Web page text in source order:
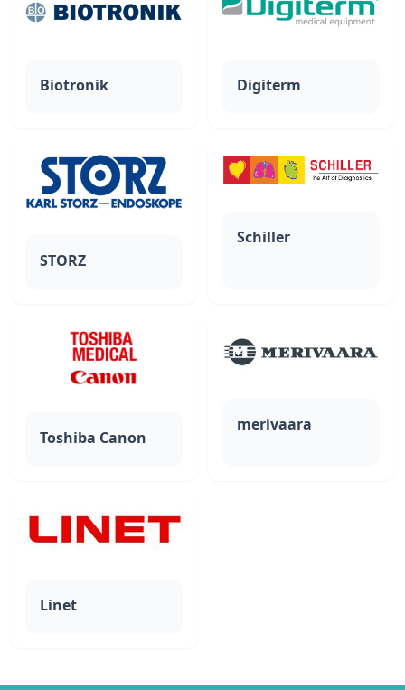
Biotronik Digiterm
STORZ
Schiller
Toshiba Canon
merivaara
Linet